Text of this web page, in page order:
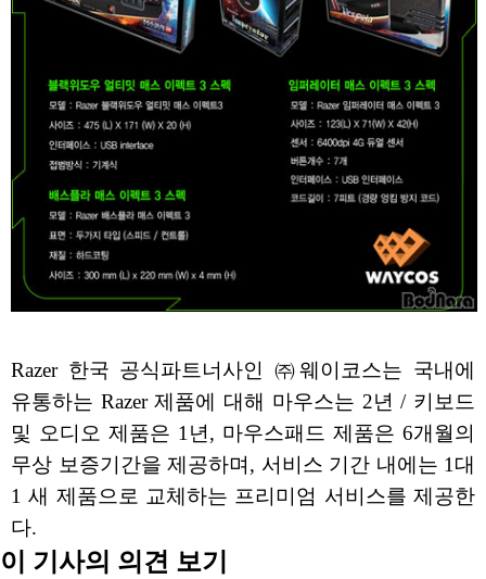
Razer 한국 공식파트너사인 ㈜웨이코스는 국내에
유통하는 Razer 제품에 대해 마우스는 2년 / 키보드
및 오디오 제품은 1년, 마우스패드 제품은 6개월의
무상 보증기간을 제공하며, 서비스 기간 내에는 1대
1 새 제품으로 교체하는 프리미엄 서비스를 제공한
다.
이 기사의 의견 보기